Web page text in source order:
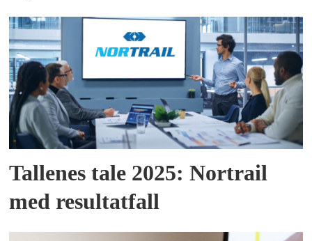
Tallenes tale 2025: Nortrail
med resultatfall